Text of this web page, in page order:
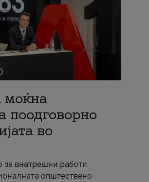
моќна
поодговорно
во
за внатрешни работи
општествено